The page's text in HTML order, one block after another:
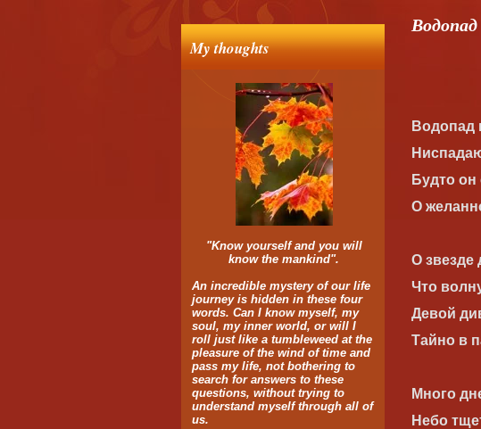
My thoughts
"Know yourself and you will
know the mankind".
An incredible mystery of our life
journey is hidden in these four
words. Can I know myself, my
soul, my inner world, or will I
roll just like a tumbleweed at the
pleasure of the wind of time and
pass my life, not bothering to
search for answers to these
questions, without trying to
understand myself through all of
us.
Водопад
Будто он
О
О звезде
Что
Девой
Тайно в
Много
Небо